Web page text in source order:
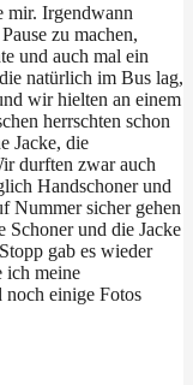
mir. Irgendwann
zu machen,
und auch mal ein
natürlich im Bus lag,
wir hielten an einem
herrschten schon
Jacke, die
durften zwar auch
Handschoner und
Nummer sicher gehen
und die Jacke
gab es wieder
ich meine
noch einige Fotos